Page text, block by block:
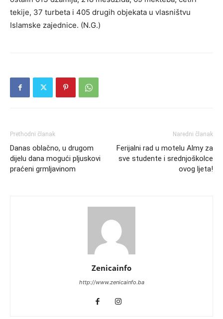
tekije, 37 turbeta i 405 drugih objekata u vlasništvu
Islamske zajednice. (N.G.)
Prethodni članak
Danas oblačno, u drugom
dijelu dana mogući pljuskovi
praćeni grmljavinom
Naredni članak
Ferijalni rad u motelu Almy za
sve studente i srednjoškolce
ovog ljeta!
Zenicainfo
http://www.zenicainfo.ba